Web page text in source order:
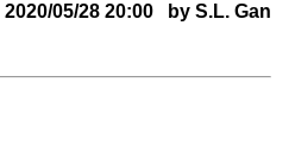
2020/05/28 20:00 by S.L. Gan